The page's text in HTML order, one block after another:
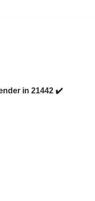
in 21442 ✔️